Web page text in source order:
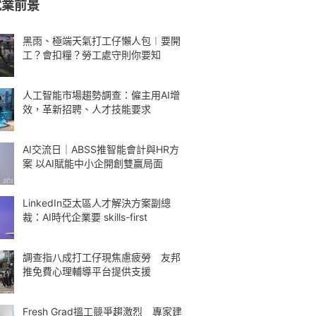
前景
黑雨、極端天氣打工仔懶人包︱要開
工？會扣糧？勞工處守則你要知
人工智能市場趨勢調查：僱主用AI增
效，革新招聘、人才技能要求
AI交流日｜ABSS推智能會計與HR方
案 以AI賦能中小企開創雙贏局面
LinkedIn亞太區人才解決方案副總
裁：AI時代企業要 skills-first
調查指八成打工仔現焦慮疲勞 友邦
推免費心理輔導平台提供支援
Fresh Grad搵工競爭趨激烈 專家建